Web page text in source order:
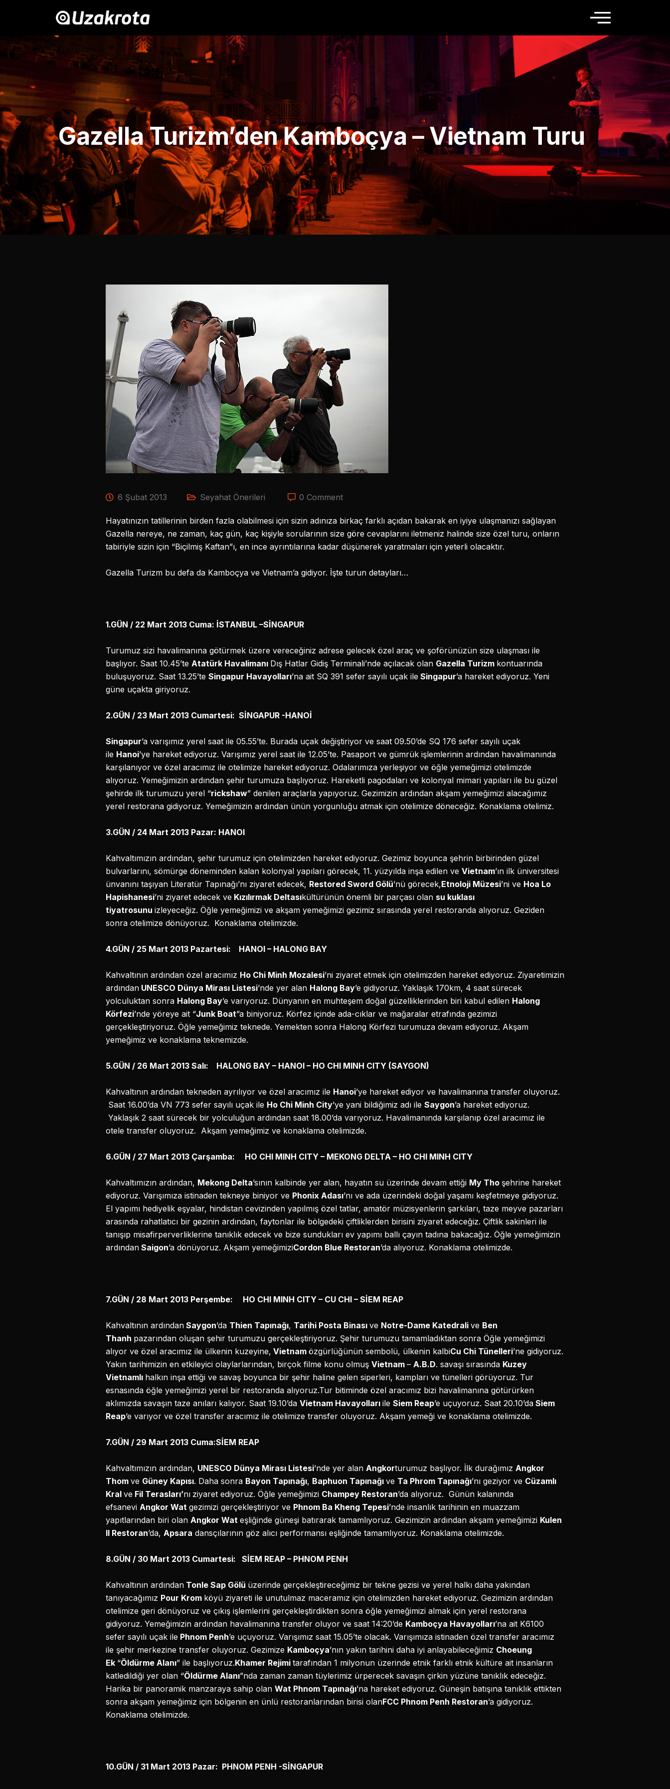
Gazella Turizm’den Kamboçya – Vietnam Turu
6 Şubat 2013 Seyahat Önerileri 0 Comment
Hayatınızın tatillerinin birden fazla olabilmesi için sizin adınıza birkaç farklı açıdan bakarak en iyiye ulaşmanızı sağlayan
Gazella nereye, ne zaman, kaç gün, kaç kişiyle sorularının size göre cevaplarını iletmeniz halinde size özel turu, onların
tabiriyle sizin için “Biçilmiş Kaftan”ı, en ince ayrıntılarına kadar düşünerek yaratmaları için yeterli olacaktır.
Gazella Turizm bu defa da Kamboçya ve Vietnam’a gidiyor. İşte turun detayları…
1.GÜN / 22 Mart 2013 Cuma: İSTANBUL –SİNGAPUR
Turumuz sizi havalimanına götürmek üzere vereceğiniz adrese gelecek özel araç ve şoförünüzün size ulaşması ile
başlıyor. Saat 10.45’te Atatürk Havalimanı Dış Hatlar Gidiş Terminali’nde açılacak olan Gazella Turizm kontuarında
buluşuyoruz. Saat 13.25’te Singapur Havayolları’na ait SQ 391 sefer sayılı uçak ile Singapur’a hareket ediyoruz. Yeni
güne uçakta giriyoruz.
2.GÜN / 23 Mart 2013 Cumartesi: SİNGAPUR -HANOİ
Singapur’a varışımız yerel saat ile 05.55’te. Burada uçak değiştiriyor ve saat 09.50’de SQ 176 sefer sayılı uçak
ile Hanoi’ye hareket ediyoruz. Varışımız yerel saat ile 12.05’te. Pasaport ve gümrük işlemlerinin ardından havalimanında
karşılanıyor ve özel aracımız ile otelimize hareket ediyoruz. Odalarımıza yerleşiyor ve öğle yemeğimizi otelimizde
alıyoruz. Yemeğimizin ardından şehir turumuza başlıyoruz. Hareketli pagodaları ve kolonyal mimari yapıları ile bu güzel
şehirde ilk turumuzu yerel “rickshaw” denilen araçlarla yapıyoruz. Gezimizin ardından akşam yemeğimizi alacağımız
yerel restorana gidiyoruz. Yemeğimizin ardından ünün yorgunluğu atmak için otelimize döneceğiz. Konaklama otelimiz.
3.GÜN / 24 Mart 2013 Pazar: HANOI
Kahvaltımızın ardından, şehir turumuz için otelimizden hareket ediyoruz. Gezimiz boyunca şehrin birbirinden güzel
bulvarlarını, sömürge döneminden kalan kolonyal yapıları görecek, 11. yüzyılda inşa edilen ve Vietnam’ın ilk üniversitesi
ünvanını taşıyan Literatür Tapınağı’nı ziyaret edecek, Restored Sword Gölü’nü görecek,Etnoloji Müzesi’ni ve Hoa Lo
Hapishanesi’ni ziyaret edecek ve Kızılırmak Deltasıkültürünün önemli bir parçası olan su kuklası
tiyatrosunu izleyeceğiz. Öğle yemeğimizi ve akşam yemeğimizi gezimiz sırasında yerel restoranda alıyoruz. Geziden
sonra otelimize dönüyoruz. Konaklama otelimizde.
4.GÜN / 25 Mart 2013 Pazartesi: HANOI – HALONG BAY
Kahvaltının ardından özel aracımız Ho Chi Minh Mozalesi’ni ziyaret etmek için otelimizden hareket ediyoruz. Ziyaretimizin
ardından UNESCO Dünya Mirası Listesi’nde yer alan Halong Bay’e gidiyoruz. Yaklaşık 170km, 4 saat sürecek
yolculuktan sonra Halong Bay’e varıyoruz. Dünyanın en muhteşem doğal güzelliklerinden biri kabul edilen Halong
Körfezi’nde yöreye ait “Junk Boat”a biniyoruz. Körfez içinde ada-cıklar ve mağaralar etrafında gezimizi
gerçekleştiriyoruz. Öğle yemeğimiz teknede. Yemekten sonra Halong Körfezi turumuza devam ediyoruz. Akşam
yemeğimiz ve konaklama teknemizde.
5.GÜN / 26 Mart 2013 Salı: HALONG BAY – HANOI – HO CHI MINH CITY (SAYGON)
Kahvaltının ardından tekneden ayrılıyor ve özel aracımız ile Hanoi’ye hareket ediyor ve havalimanına transfer oluyoruz.
Saat 16.00’da VN 773 sefer sayılı uçak ile Ho Chi Minh City’ye yani bildiğimiz adı ile Saygon’a hareket ediyoruz.
Yaklaşık 2 saat sürecek bir yolculuğun ardından saat 18.00’da varıyoruz. Havalimanında karşılanıp özel aracımız ile
otele transfer oluyoruz. Akşam yemeğimiz ve konaklama otelimizde.
6.GÜN / 27 Mart 2013 Çarşamba: HO CHI MINH CITY – MEKONG DELTA – HO CHI MINH CITY
Kahvaltımızın ardından, Mekong Delta’sının kalbinde yer alan, hayatın su üzerinde devam ettiği My Tho şehrine hareket
ediyoruz. Varışımıza istinaden tekneye biniyor ve Phonix Adası’nı ve ada üzerindeki doğal yaşamı keşfetmeye gidiyoruz.
El yapımı hediyelik eşyalar, hindistan cevizinden yapılmış özel tatlar, amatör müzisyenlerin şarkıları, taze meyve pazarları
arasında rahatlatıcı bir gezinin ardından, faytonlar ile bölgedeki çiftliklerden birisini ziyaret edeceğiz. Çiftlik sakinleri ile
tanışıp misafirperverliklerine tanıklık edecek ve bize sundukları ev yapımı ballı çayın tadına bakacağız. Öğle yemeğimizin
ardından Saigon’a dönüyoruz. Akşam yemeğimiziCordon Blue Restoran’da alıyoruz. Konaklama otelimizde.
7.GÜN / 28 Mart 2013 Perşembe: HO CHI MINH CITY – CU CHI – SİEM REAP
Kahvaltının ardından Saygon’da Thien Tapınağı, Tarihi Posta Binası ve Notre-Dame Katedrali ve Ben
Thanh pazarından oluşan şehir turumuzu gerçekleştiriyoruz. Şehir turumuzu tamamladıktan sonra Öğle yemeğimizi
alıyor ve özel aracımız ile ülkenin kuzeyine, Vietnam özgürlüğünün sembolü, ülkenin kalbiCu Chi Tünelleri’ne gidiyoruz.
Yakın tarihimizin en etkileyici olaylarlarından, birçok filme konu olmuş Vietnam – A.B.D. savaşı sırasında Kuzey
Vietnamlı halkın inşa ettiği ve savaş boyunca bir şehir haline gelen siperleri, kampları ve tünelleri görüyoruz. Tur
esnasında öğle yemeğimizi yerel bir restoranda alıyoruz.Tur bitiminde özel aracımız bizi havalimanına götürürken
aklımızda savaşın taze anıları kalıyor. Saat 19.10’da Vietnam Havayolları ile Siem Reap’e uçuyoruz. Saat 20.10’da Siem
Reap’e varıyor ve özel transfer aracımız ile otelimize transfer oluyoruz. Akşam yemeği ve konaklama otelimizde.
7.GÜN / 29 Mart 2013 Cuma:SİEM REAP
Kahvaltımızın ardından, UNESCO Dünya Mirası Listesi’nde yer alan Angkorturumuz başlıyor. İlk durağımız Angkor
Thom ve Güney Kapısı. Daha sonra Bayon Tapınağı, Baphuon Tapınağı ve Ta Phrom Tapınağı’nı geziyor ve Cüzamlı
Kral ve Fil Terasları’nı ziyaret ediyoruz. Öğle yemeğimizi Champey Restoran’da alıyoruz. Günün kalanında
efsanevi Angkor Wat gezimizi gerçekleştiriyor ve Phnom Ba Kheng Tepesi’nde insanlık tarihinin en muazzam
yapıtlarından biri olan Angkor Wat eşliğinde güneşi batırarak tamamlıyoruz. Gezimizin ardından akşam yemeğimizi Kulen
II Restoran’da, Apsara dansçılarının göz alıcı performansı eşliğinde tamamlıyoruz. Konaklama otelimizde.
8.GÜN / 30 Mart 2013 Cumartesi: SİEM REAP – PHNOM PENH
Kahvaltının ardından Tonle Sap Gölü üzerinde gerçekleştireceğimiz bir tekne gezisi ve yerel halkı daha yakından
tanıyacağımız Pour Krom köyü ziyareti ile unutulmaz maceramız için otelimizden hareket ediyoruz. Gezimizin ardından
otelimize geri dönüyoruz ve çıkış işlemlerini gerçekleştirdikten sonra öğle yemeğimizi almak için yerel restorana
gidiyoruz. Yemeğimizin ardından havalimanına transfer oluyor ve saat 14:20’de Kamboçya Havayolları’na ait K6100
sefer sayılı uçak ile Phnom Penh’e uçuyoruz. Varışımız saat 15.05’te olacak. Varışımıza istinaden özel transfer aracımız
ile şehir merkezine transfer oluyoruz. Gezimize Kamboçya’nın yakın tarihini daha iyi anlayabileceğimiz Choeung
Ek “Öldürme Alanı” ile başlıyoruz.Khamer Rejimi tarafından 1 milyonun üzerinde etnik farklı etnik kültüre ait insanların
katledildiği yer olan “Öldürme Alanı”nda zaman zaman tüylerimiz ürperecek savaşın çirkin yüzüne tanıklık edeceğiz.
Harika bir panoramik manzaraya sahip olan Wat Phnom Tapınağı’na hareket ediyoruz. Güneşin batışına tanıklık ettikten
sonra akşam yemeğimiz için bölgenin en ünlü restoranlarından birisi olanFCC Phnom Penh Restoran’a gidiyoruz.
Konaklama otelimizde.
10.GÜN / 31 Mart 2013 Pazar: PHNOM PENH -SİNGAPUR